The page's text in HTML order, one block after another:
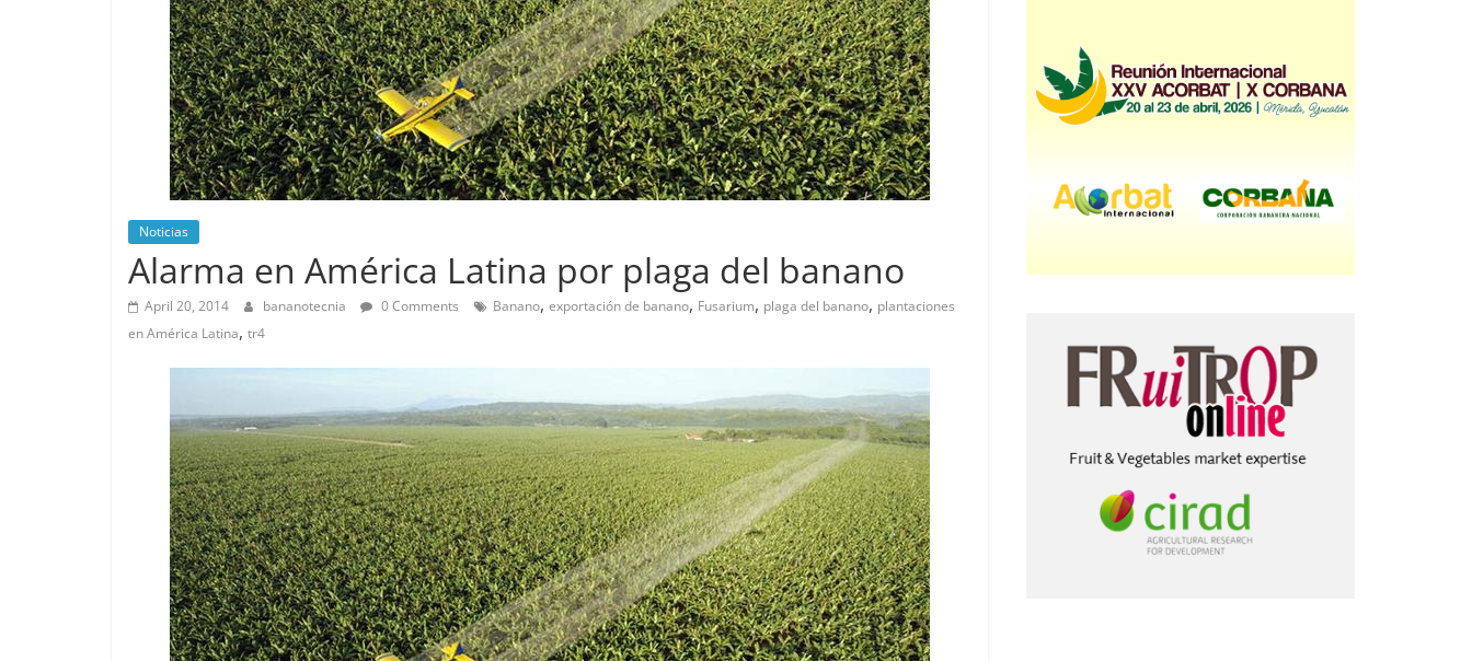
Noticias
Alarma en América Latina por plaga del banano
April 20, 2014 bananotecnia 0 Comments Banano, exportación de banano, Fusarium, plaga del banano, plantaciones
en América Latina, tr4